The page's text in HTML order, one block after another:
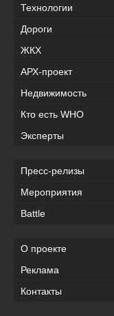
Технологии
Дороги
ЖКХ
АРХ-проект
Недвижимость
Кто есть WHO
Эксперты
Пресс-релизы
Мероприятия
Battle
О проекте
Реклама
Контакты